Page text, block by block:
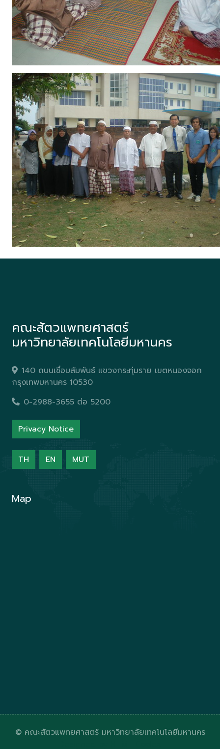
คณะสัตวแพทยศาสตร์
มหาวิทยาลัยเทคโนโลยีมหานคร
140 ถนนเชื่อมสัมพันธ์ แขวงกระทุ่มราย เขตหนองจอก
กรุงเทพมหานคร 10530
0-2988-3655 ต่อ 5200
Privacy Notice
TH EN MUT
Map
© คณะสัตวแพทยศาสตร์ มหาวิทยาลัยเทคโนโลยีมหานคร